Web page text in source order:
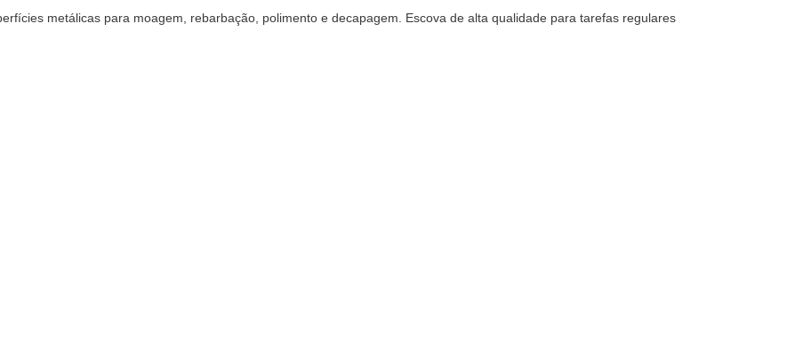
metálicas para moagem, rebarbação, polimento e decapagem. Escova de alta qualidade para tarefas regulares